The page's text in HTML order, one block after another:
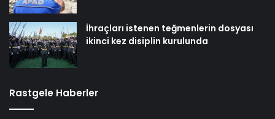
İhraçları istenen teğmenlerin dosyası
ikinci kez disiplin kurulunda
Rastgele Haberler